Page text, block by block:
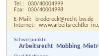
Tel.:
030/40004999
Fax:
030/40004998
E-Mail:
bredereck@recht-bw.de
Internet:
www.arbeitsrechtler-
Schwerpunkte:
Arbeitsrecht, Mobbing,